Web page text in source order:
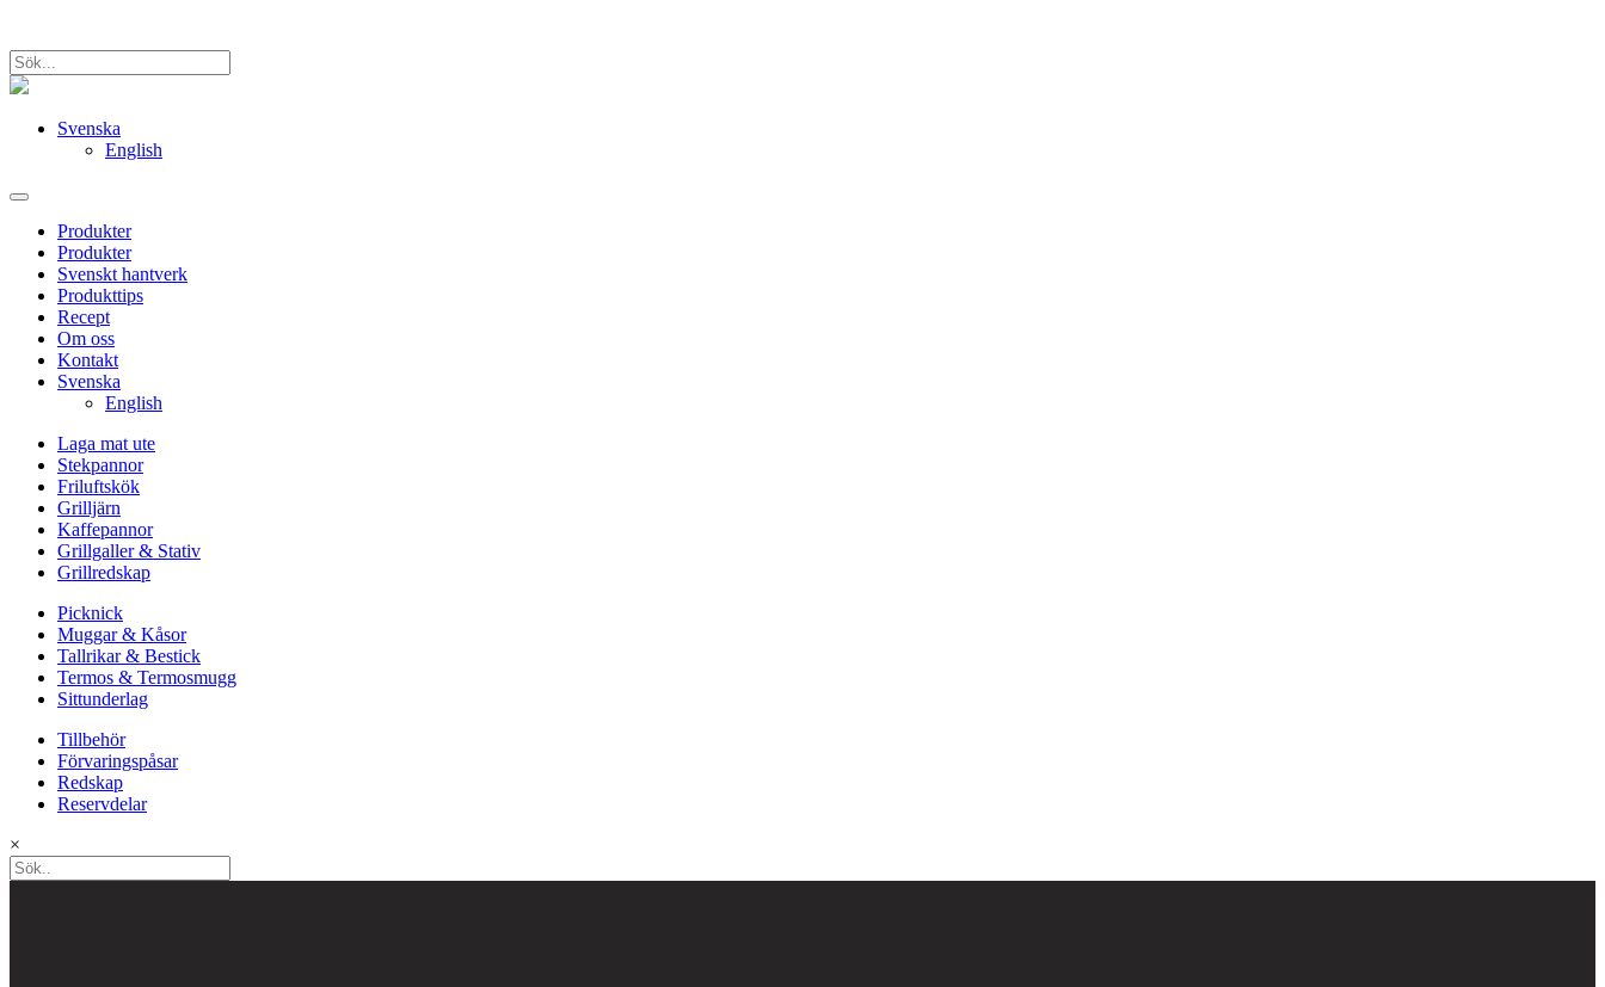
Svenska
English
Produkter
Produkter
Svenskt hantverk
Produkttips
Recept
Om oss
Kontakt
Svenska
English
Laga mat ute
Stekpannor
Friluftskök
Grilljärn
Kaffepannor
Grillgaller & Stativ
Grillredskap
Picknick
Muggar & Kåsor
Tallrikar & Bestick
Termos & Termosmugg
Sittunderlag
Tillbehör
Förvaringspåsar
Redskap
Reservdelar
×